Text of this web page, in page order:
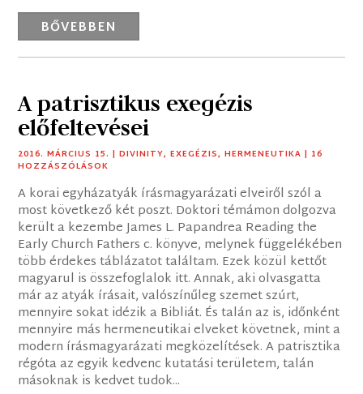
BŐVEBBEN
A patrisztikus exegézis
előfeltevései
2016. MÁRCIUS 15. |DIVINITY,EXEGÉZIS,HERMENEUTIKA | 16
HOZZÁSZÓLÁSOK
A korai egyházatyák írásmagyarázati elveiről szól a
most következő két poszt. Doktori témámon dolgozva
került a kezembe James L. Papandrea Reading the
Early Church Fathers c. könyve, melynek függelékében
több érdekes táblázatot találtam. Ezek közül kettőt
magyarul is összefoglalok itt. Annak, aki olvasgatta
már az atyák írásait, valószínűleg szemet szúrt,
mennyire sokat idézik a Bibliát. És talán az is, időnként
mennyire más hermeneutikai elveket követnek, mint a
modern írásmagyarázati megközelítések. A patrisztika
régóta az egyik kedvenc kutatási területem, talán
másoknak is kedvet tudok...